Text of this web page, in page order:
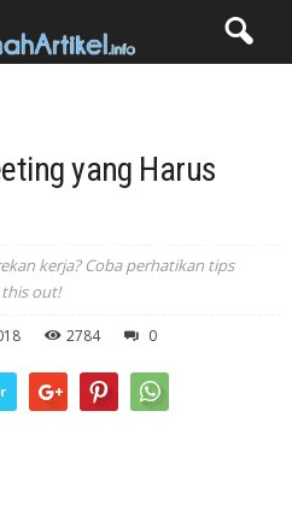
yang Harus
kerja? Coba perhatikan tips
out!
2784 0